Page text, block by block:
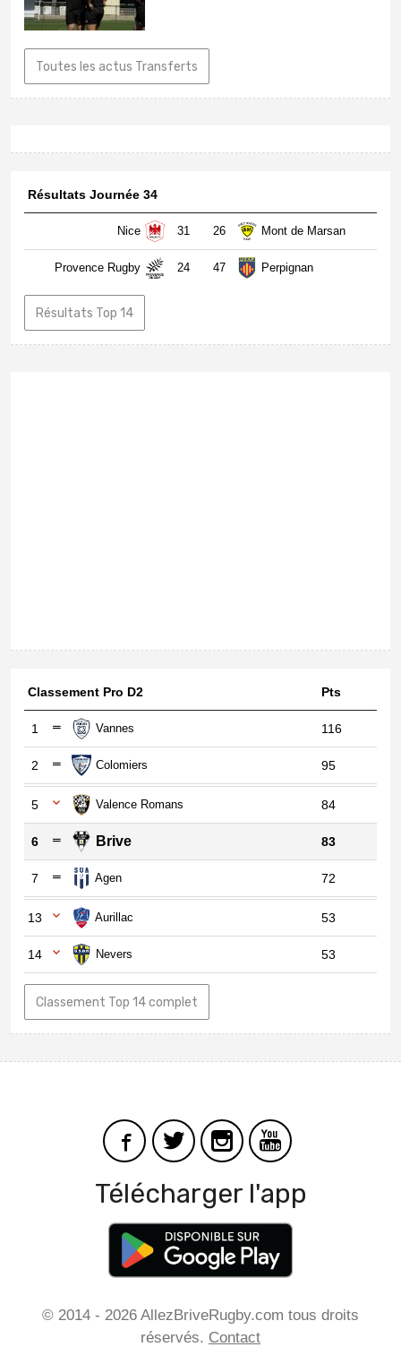
Toutes les actus Transferts
Résultats Journée 34
Nice 31 26 Mont de Marsan
Provence Rugby 24 47 Perpignan
Résultats Top 14
Classement Pro D2 Pts
1 Vannes 116
2 Colomiers 95
5 Valence Romans 84
6 Brive 83
7 Agen 72
13 Aurillac 53
14 Nevers 53
Classement Top 14 complet
Télécharger l'app
© 2014 - 2026 AllezBriveRugby.com tous droits
réservés. Contact